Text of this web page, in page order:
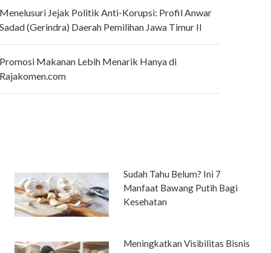
Jejak Politik Anti-Korupsi: Profil Anwar
(Gerindra) Daerah Pemilihan Jawa Timur II
Makanan Lebih Menarik Hanya di
Sudah Tahu Belum? Ini 7
Manfaat Bawang Putih Bagi
Kesehatan
Meningkatkan Visibilitas Bisnis